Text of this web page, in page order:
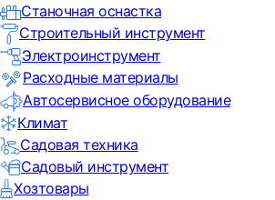
Станочная оснастка
Строительный инструмент
Электроинструмент
Расходные материалы
Автосервисное оборудование
Климат
Садовая техника
Садовый инструмент
Хозтовары